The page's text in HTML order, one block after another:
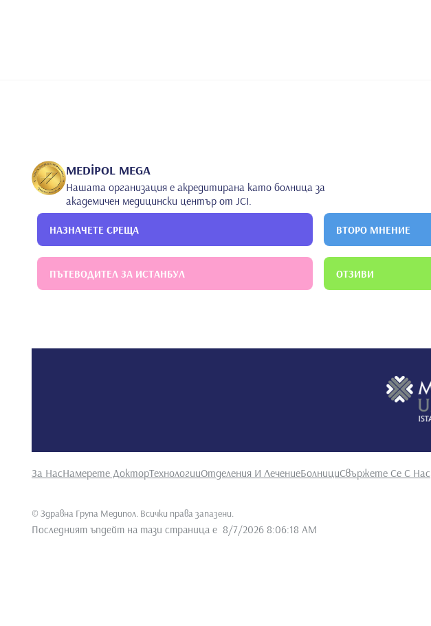
MEDİPOL MEGA
Нашата организация е акредитирана като болница за
академичен медицински център от JCI.
НАЗНАЧЕТЕ СРЕЩА ВТОРО МНЕНИЕ
ПЪТЕВОДИТЕЛ ЗА ИСТАНБУЛ ОТЗИВИ
За НасНамерете ДокторТехнологииОтделения И ЛечениеБолнициСвържете Се С Нас
© Здравна Група Медипол. Всички права запазени.
Последният ъпдейт на тази страница е 8/7/2026 8:06:18 AM